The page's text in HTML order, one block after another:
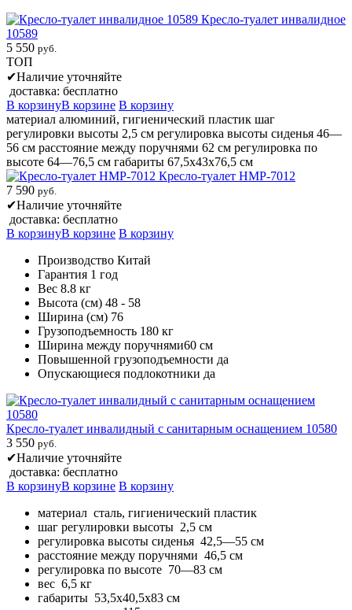
Кресло-туалет инвалидное
10589
5 550 руб.
ТОП
✔Наличие уточняйте
доставка: бесплатно
В корзинуВ корзине В корзину
материал алюминий, гигиенический пластик шаг
регулировки высоты 2,5 см регулировка высоты сиденья 46—
56 см расстояние между поручнями 62 см регулировка по
высоте 64—76,5 см габариты 67,5x43х76,5 см
Кресло-туалет HMP-7012
7 590 руб.
✔Наличие уточняйте
доставка: бесплатно
В корзинуВ корзине В корзину
Производство Китай
Гарантия 1 год
Вес 8.8 кг
Высота (см) 48 - 58
Ширина (см) 76
Грузоподъемность 180 кг
Ширина между поручнями60 см
Повышенной грузоподъемности да
Опускающиеся подлокотники да
Кресло-туалет инвалидный с санитарным оснащением 10580
3 550 руб.
✔Наличие уточняйте
доставка: бесплатно
В корзинуВ корзине В корзину
материал сталь, гигиенический пластик
шаг регулировки высоты 2,5 см
регулировка высоты сиденья 42,5—55 см
расстояние между поручнями 46,5 см
регулировка по высоте 70—83 см
вес 6,5 кг
габариты 53,5х40,5х83 см